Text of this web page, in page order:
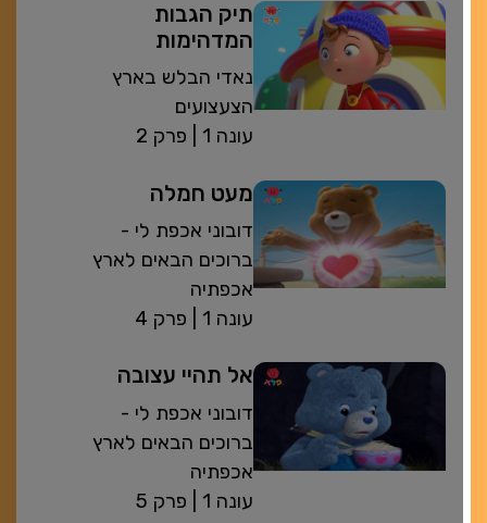
תיק הגבות
המדהימות
נאדי הבלש בארץ
הצעצועים
פרק 2
| עונה 1
מעט חמלה
דובוני אכפת לי -
ברוכים הבאים לארץ
אכפתיה
פרק 4
| עונה 1
אל תהיי עצובה
דובוני אכפת לי -
ברוכים הבאים לארץ
אכפתיה
פרק 5
| עונה 1